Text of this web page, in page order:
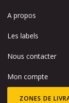
A propos
Les labels
Nous contacter
Mon compte
ZONES DE